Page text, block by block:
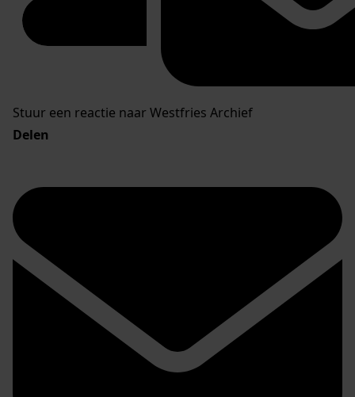
Stuur een reactie naar Westfries Archief
Delen